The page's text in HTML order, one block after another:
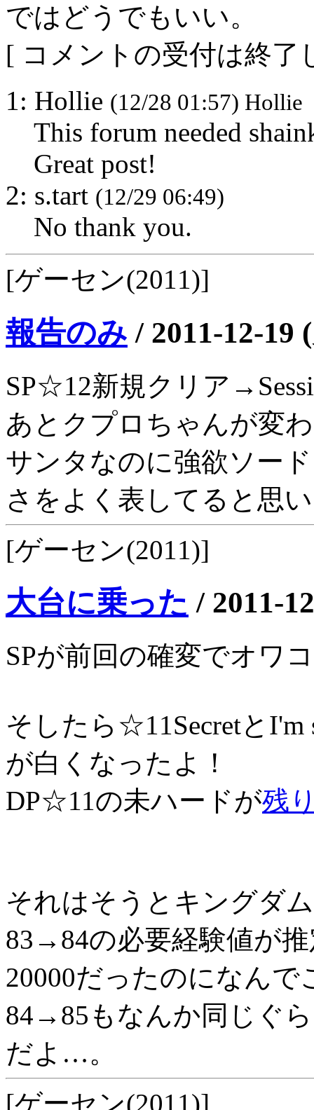
ではどうでもいい。
[ コメントの受付は終了
1: Hollie (12/28 01:57) Hollie
This forum needed
Great post!
2: s.tart (12/29 06:49)
No thank you.
[ゲーセン(2011)]
報告のみ / 2011-12-19
SP☆12新規クリア
あとクプロちゃんが変
サンタなのに強欲ソー
さをよく表してると思
[ゲーセン(2011)]
大台に乗った / 2011-
SPが前回の確変でオワ
そしたら☆11Secretと
が白くなったよ！
DP☆11の未ハードが残
それはそうとキングダ
83→84の必要経験値が
20000だったのになん
84→85もなんか同じぐ
だよ…。
[ゲーセン(2011)]